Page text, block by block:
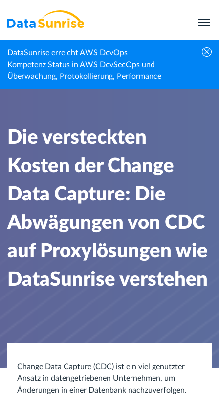
DataSunrise erreichtAWS DevOps
Kompetenz Status in AWS DevSecOps und
Überwachung, Protokollierung, Performance
Startseite Fachnachrichten
Die versteckten Kosten der Change Data
Capture: Die Abwägungen von CDC auf
Proxylösungen wie DataSunrise verstehen
Die versteckten
Kosten der Change
Data Capture: Die
Abwägungen von CDC
auf Proxylösungen wie
DataSunrise verstehen
Change Data Capture (CDC) ist ein viel genutzter
Ansatz in datengetriebenen Unternehmen, um
Änderungen in einer Datenbank nachzuverfolgen.